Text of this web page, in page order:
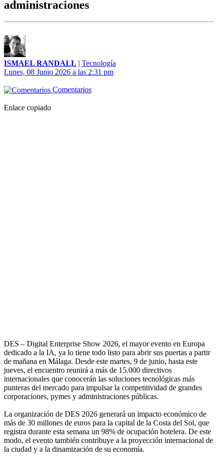
administraciones
ISMAEL RANDALL | Tecnología
Lunes, 08 Junio 2026 a las 2:31 pm
Comentarios
Enlace copiado
DES – Digital Enterprise Show 2026, el mayor evento en Europa
dedicado a la IA, ya lo tiene todo listo para abrir sus puertas a partir
de mañana en Málaga. Desde este martes, 9 de junio, hasta este
jueves, el encuentro reunirá a más de 15.000 directivos
internacionales que conocerán las soluciones tecnológicas más
punteras del mercado para impulsar la competitividad de grandes
corporaciones, pymes y administraciones públicas.
La organización de DES 2026 generará un impacto económico de
más de 30 millones de euros para la capital de la Costa del Sol, que
registra durante esta semana un 98% de ocupación hotelera. De este
modo, el evento también contribuye a la proyección internacional de
la ciudad y a la dinamización de su economía.